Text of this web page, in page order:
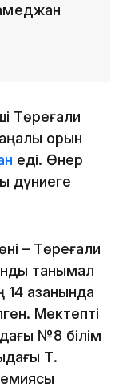
Төреғали
орын
еді. Өнер
дүниеге
– Төреғали
танымал
қазанында
Мектепті
№8 білім
Т.